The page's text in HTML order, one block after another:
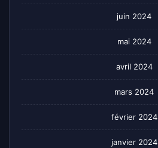
juin 2024
mai 2024
avril 2024
mars 2024
février 2024
janvier 2024